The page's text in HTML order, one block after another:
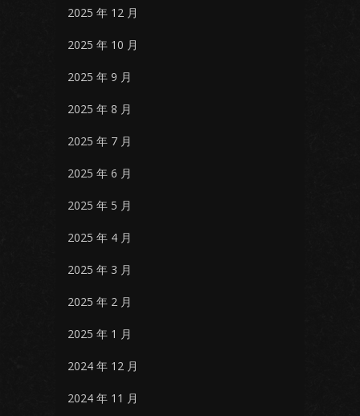
2025 年 12 月
2025 年 10 月
2025 年 9 月
2025 年 8 月
2025 年 7 月
2025 年 6 月
2025 年 5 月
2025 年 4 月
2025 年 3 月
2025 年 2 月
2025 年 1 月
2024 年 12 月
2024 年 11 月